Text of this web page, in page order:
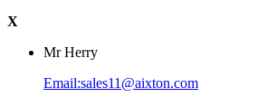
X
Mr Herry
Email:sales11@aixton.com